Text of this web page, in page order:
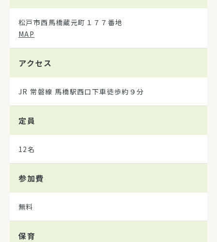
松戸市西馬橋蔵元町１７７番地
MAP
アクセス
JR 常磐線 馬橋駅西口下車徒歩約９分
定員
12名
参加費
無料
保育